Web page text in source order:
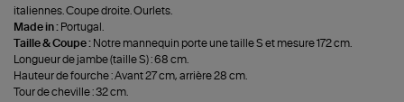
italiennes. Coupe droite. Ourlets.
Made in : Portugal.
Taille & Coupe : Notre mannequin porte une taille S et mesure 172 cm.
Longueur de jambe (taille S) : 68 cm.
Hauteur de fourche : Avant 27 cm, arrière 28 cm.
Tour de cheville : 32 cm.